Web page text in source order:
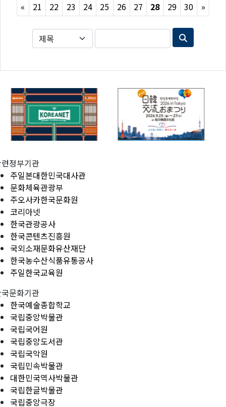
« Previous
21 22 23 24 25 26 27 28 29 30 »Next
정부기관
주일본대한민국대사관
문화체육관광부
주오사카한국문화원
코리아넷
한국관광공사
한국콘텐츠진흥원
국외소재문화유산재단
한국농수산식품유통공사
주일한국교육원
문화기관
한국예술종합학교
국립중앙박물관
국립국어원
국립중앙도서관
국립국악원
국립민속박물관
대한민국역사박물관
국립한글박물관
국립중앙극장